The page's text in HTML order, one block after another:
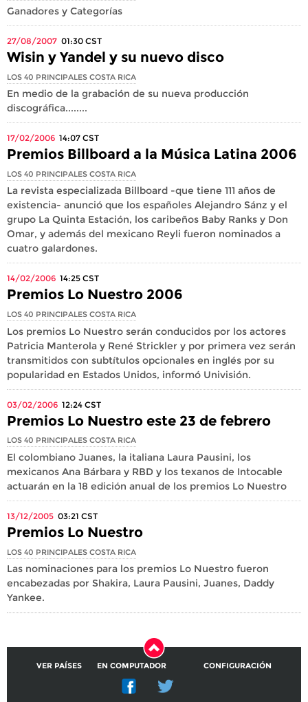
Ganadores y Categorías
27/08/2007 01:30 CST
Wisin y Yandel y su nuevo disco
LOS 40 PRINCIPALES COSTA RICA
En medio de la grabación de su nueva producción
discográfica........
17/02/2006 14:07 CST
Premios Billboard a la Música Latina 2006
LOS 40 PRINCIPALES COSTA RICA
La revista especializada Billboard -que tiene 111 años de
existencia- anunció que los españoles Alejandro Sánz y el
grupo La Quinta Estación, los caribeños Baby Ranks y Don
Omar, y además del mexicano Reyli fueron nominados a
cuatro galardones.
14/02/2006 14:25 CST
Premios Lo Nuestro 2006
LOS 40 PRINCIPALES COSTA RICA
Los premios Lo Nuestro serán conducidos por los actores
Patricia Manterola y René Strickler y por primera vez serán
transmitidos con subtítulos opcionales en inglés por su
popularidad en Estados Unidos, informó Univisión.
03/02/2006 12:24 CST
Premios Lo Nuestro este 23 de febrero
LOS 40 PRINCIPALES COSTA RICA
El colombiano Juanes, la italiana Laura Pausini, los
mexicanos Ana Bárbara y RBD y los texanos de Intocable
actuarán en la 18 edición anual de los premios Lo Nuestro
13/12/2005 03:21 CST
Premios Lo Nuestro
LOS 40 PRINCIPALES COSTA RICA
Las nominaciones para los premios Lo Nuestro fueron
encabezadas por Shakira, Laura Pausini, Juanes, Daddy
Yankee.
VER PAÍSES EN COMPUTADOR CONFIGURACIÓN